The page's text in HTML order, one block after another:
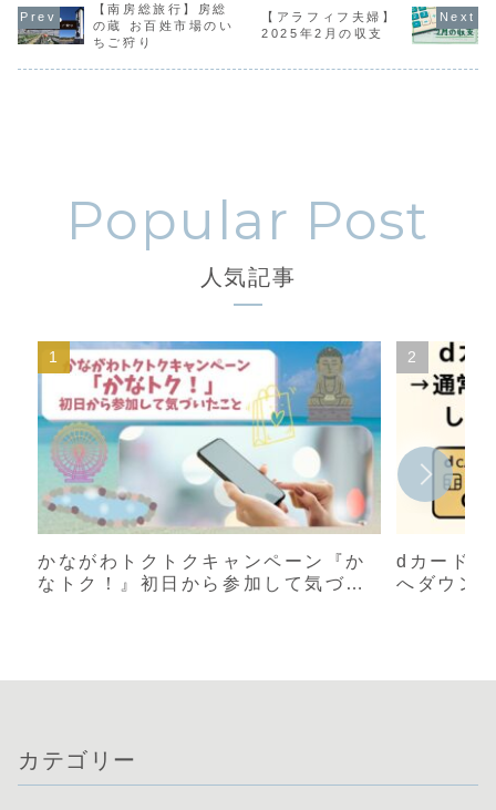
年以上作り続けて
います。
上作り続けていま
す。
ます。
上作り続け
す。
【南房総旅行】房総
の蔵 お百姓市場のい
ちご狩り
【アラフィフ夫婦】
2025年2月の収支
人気記事
かながわトクトクキャンペーン『か
なトク！』初日から参加して気づい
dカード
へダウン
カテゴリー